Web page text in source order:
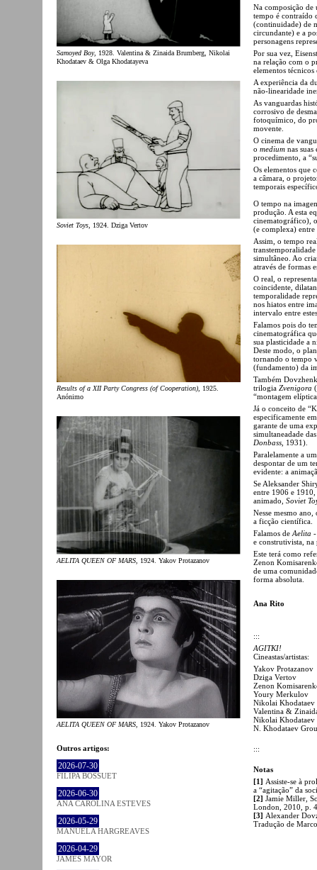
Samoyed Boy, 1928. Valentina & Zinaida Brumberg, Nikolai
Khodataev & Olga Khodatayeva
Soviet Toys, 1924. Dziga Vertov
Results of a XII Party Congress (of Cooperation) , 1925.
Anónimo
AELITA QUEEN OF MARS , 1924. Yakov Protazanov
AELITA QUEEN OF MARS , 1924. Yakov Protazanov
Outros artigos:
2026-07-30
FILIPA BOSSUET
2026-06-30
ANA CAROLINA ESTEVES
2026-05-29
MANUELA HARGREAVES
2026-04-29
JAMES MAYOR
Na composição de
tempo é contraído
(continuidade) de
circundante) e a
personagens
Por sua vez,
na relação com o
elementos
A experiência da
não-linearidade
As vanguardas
corrosivo de
fotoquímico, do
movente.
O cinema de
o medium nas
procedimento, a
Os elementos que
a câmara, o
temporais
O tempo na
produção. A esta
cinematográfico),
(e complexa) entre
Assim, o tempo
simultâneo. Ao
através de formas
O real, o
coincidente,
temporalidade
nos hiatos entre
intervalo entre
Falamos pois do
cinematográfica
sua plasticidade a
Deste modo, o
tornando o tempo
(fundamento) da
Também
trilogia Zvenigora
“montagem
Já o conceito de
especificamente em
garante de uma
simultaneadade
Donbass , 1931).
Paralelamente a
despontar de um
evidente: a
Se Aleksander
entre 1906 e
animado, Soviet
Nesse mesmo
a ficção científica.
Falamos de Aelita -
e construtivista,
Este terá como
Zenon
de uma
forma absoluta.
Ana Rito
:::
AGITKI!
Cineastas/artistas:
Yakov Protazanov
Dziga Vertov
Zenon
Youry Merkulov
Nikolai Khodataev
Valentina &
Nikolai
N. Khodataev
:::
Notas
[1] Assiste-se à
a “agitação” da
[2] Jamie Miller,
London, 2010, p.
[3] Alexander
Tradução de